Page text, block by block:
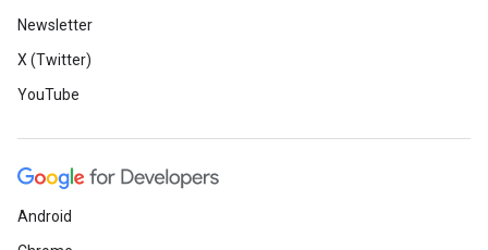
Newsletter
X (Twitter)
YouTube
Android